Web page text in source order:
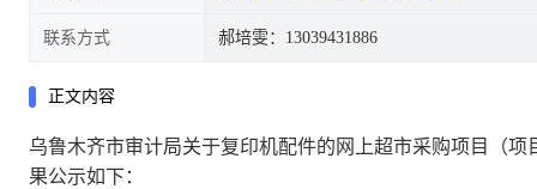
联系方式 郝培雯：13039431886
正文内容
乌鲁木齐市审计局关于复印机配件的网上超市采购项目
（
果公示如下：